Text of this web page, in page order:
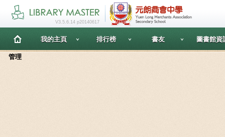
V3.5.6.14 p20140617
我的主頁 排行榜 書友 圖書館資
管理